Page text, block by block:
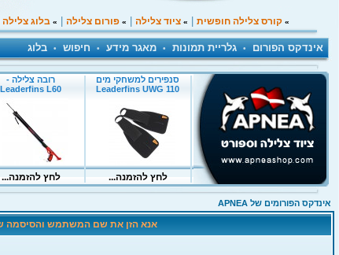
» קורס צלילה חופשית » ציוד צלילה » פורום צלילה » בלוג צלילה
אינדקס הפורום • גלריית תמונות • מאגר מידע • חיפוש • בלוג
אינדקס הפורומים של APNEA
אנא הזן את שם המשתמש והסיסמה